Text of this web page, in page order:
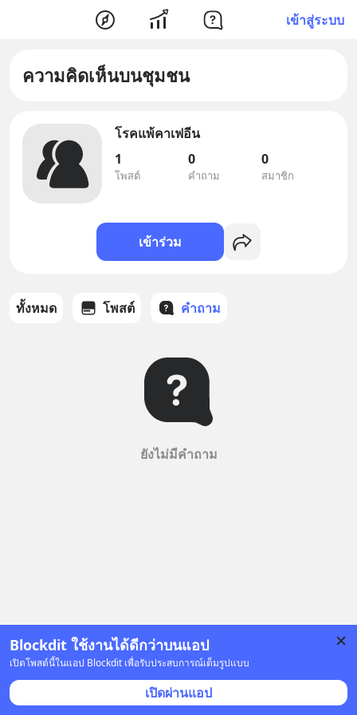
เข้าสู่ระบบ
Blockdit ใช้งานได้ดีกว่าบนแอป
เปิดโพสต์นี้ในแอป Blockdit เพื่อรับประสบการณ์เต็มรูปแบบ
เปิดผ่านแอป
ความคิดเห็นบนชุมชน
โรคแพ้คาเฟอีน
1
โพสต์
0
คำถาม
0
สมาชิก
เข้าร่วม
ทั้งหมด โพสต์ คำถาม
ยังไม่มีคำถาม